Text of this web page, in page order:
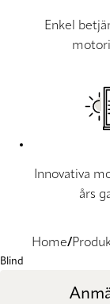
Enkel
Innovativa
års
Home
Blind